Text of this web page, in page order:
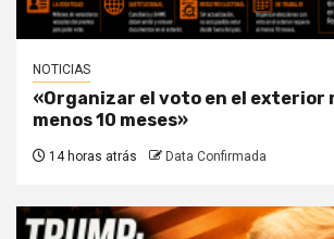
NOTICIAS
«Organizar el voto en el exterior
menos 10 meses»
14 horas atrás Data Confirmada